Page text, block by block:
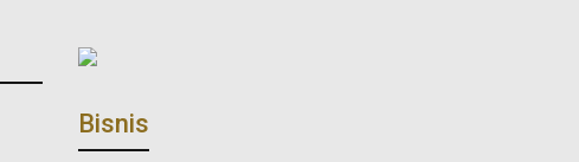
Bisnis